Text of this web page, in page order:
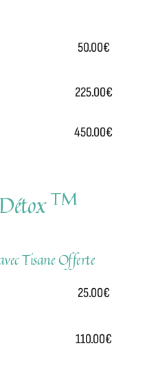
50.00€
225.00€
450.00€
TM
Tisane Offerte
25.00€
110.00€